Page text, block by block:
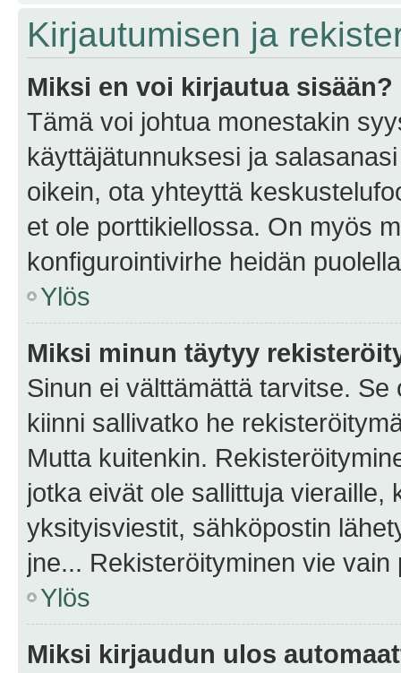
Kirjautumisen ja
Miksi en voi kirjautua sisään?
Tämä voi johtua monestakin
käyttäjätunnuksesi ja
oikein, ota yhteyttä
et ole porttikiellossa. On myös
konfigurointivirhe heidän
Ylös
Miksi minun täytyy
Sinun ei välttämättä tarvitse.
kiinni sallivatko he
Mutta kuitenkin.
jotka eivät ole sallittuja vieraille,
yksityisviestit, sähköpostin
jne... Rekisteröityminen vie
Ylös
Miksi kirjaudun ulos